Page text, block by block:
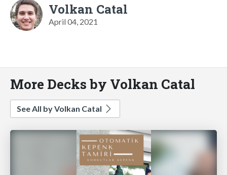
Volkan Catal
April 04, 2021
More Decks by Volkan Catal
See All by Volkan Catal